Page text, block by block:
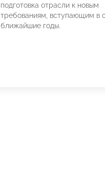
подготовка отрасли к новым
требованиям, вступающим в
ближайшие годы.